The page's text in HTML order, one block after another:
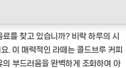
의
시
작
를 찾고 있습니까? 비락 하루의 시
. 이 매력적인 라떼는 콜드브루 커피
부드러움을 완벽하게 조화하여 아